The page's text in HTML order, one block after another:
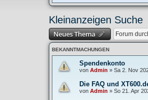
Kleinanzeigen Suche
Neues Thema
BEKANNTMACHUNGEN
Spendenkonto
von Admin » Sa 2. Nov
Die FAQ und
von Admin » So 21. Apr